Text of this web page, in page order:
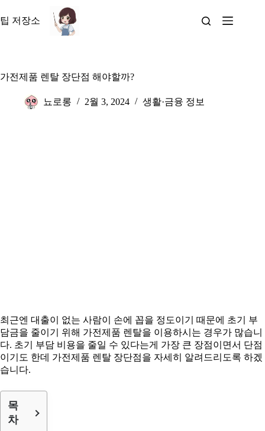
문
뛰
팁 저장소
가전제품 렌탈 장단점 해야할까?
뇨로롱 2월 3, 2024 생활·금융 정보
최근엔 대출이 없는 사람이 손에 꼽을 정도이기 때문에 초기 부
담금을 줄이기 위해 가전제품 렌탈을 이용하시는 경우가 많습니
다. 초기 부담 비용을 줄일 수 있다는게 가장 큰 장점이면서 단점
이기도 한데 가전제품 렌탈 장단점을 자세히 알려드리도록 하겠
습니다.
목
차